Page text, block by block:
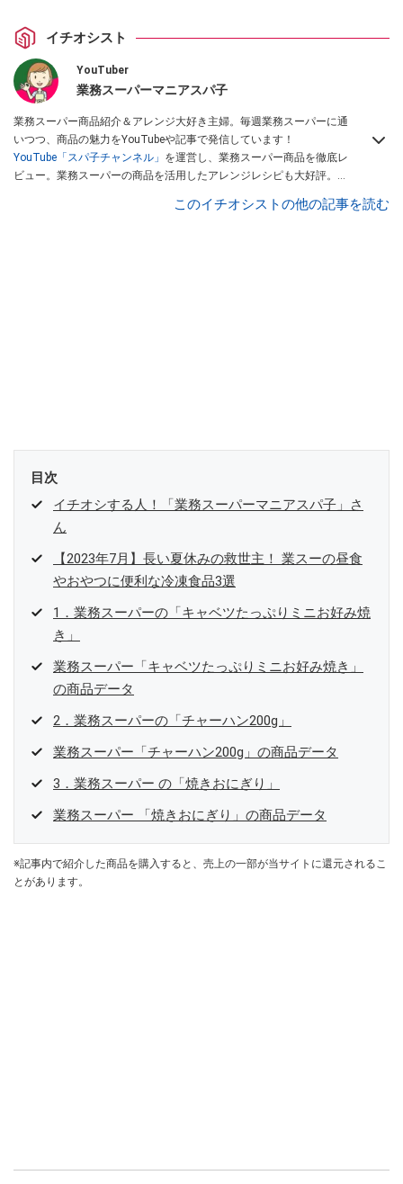
イチオシスト
YouTuber
業務スーパーマニアスパ子
業務スーパー商品紹介＆アレンジ大好き主婦。毎週業務スーパーに通
いつつ、商品の魅力をYouTubeや記事で発信しています！
YouTube「スパ子チャンネル」 を運営し、業務スーパー商品を徹底レ
ビュー。業務スーパーの商品を活用したアレンジレシピも大好評。時
このイチオシストの他の記事を読む
目次
イチオシする人！「業務スーパーマニアスパ子」さ
ん
【2023年7月】長い夏休みの救世主！ 業スーの昼食
やおやつに便利な冷凍食品3選
1．業務スーパーの「キャベツたっぷりミニお好み焼
き」
業務スーパー「キャベツたっぷりミニお好み焼き」
の商品データ
2．業務スーパーの「チャーハン200g」
業務スーパー「チャーハン200g」の商品データ
3．業務スーパー の「焼きおにぎり」
業務スーパー 「焼きおにぎり」の商品データ
※記事内で紹介した商品を購入すると、売上の一部が当サイトに還元されるこ
とがあります。